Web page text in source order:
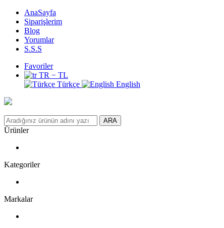
AnaSayfa
Siparişlerim
Blog
Yorumlar
S.S.S
Favoriler
TR − TL
Türkçe
English
ARA
Ürünler
Kategoriler
Markalar